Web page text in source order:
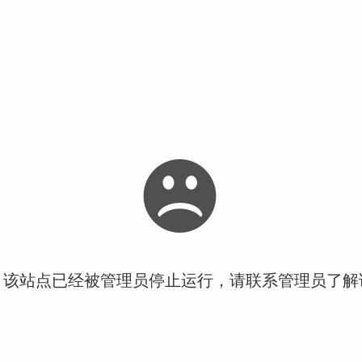
站点已经被管理员停止运行，请联系管理员了